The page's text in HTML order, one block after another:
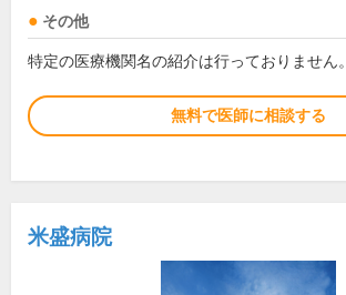
その他
特定の医療機関名の紹介は行っておりません。
無料で医師に相談する
米盛病院